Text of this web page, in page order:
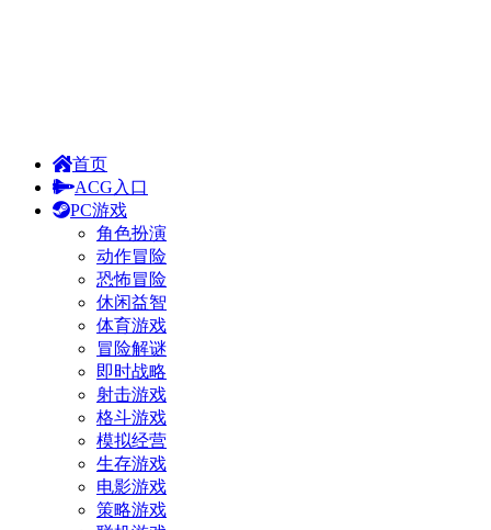
首页
ACG入口
PC游戏
角色扮演
动作冒险
恐怖冒险
休闲益智
体育游戏
冒险解谜
即时战略
射击游戏
格斗游戏
模拟经营
生存游戏
电影游戏
策略游戏